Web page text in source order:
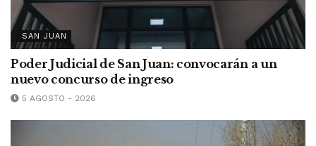
SAN JUAN
Poder Judicial de San Juan: convocarán a un
nuevo concurso de ingreso
5 AGOSTO - 2026